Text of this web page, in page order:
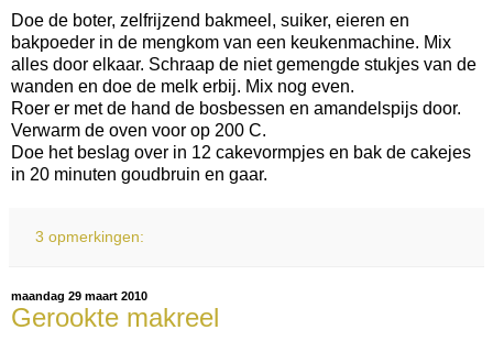
Doe de boter, zelfrijzend bakmeel, suiker, eieren en
bakpoeder in de mengkom van een keukenmachine. Mix
alles door elkaar. Schraap de niet gemengde stukjes van de
wanden en doe de melk erbij. Mix nog even.
Roer er met de hand de bosbessen en amandelspijs door.
Verwarm de oven voor op 200 C.
Doe het beslag over in 12 cakevormpjes en bak de cakejes
in 20 minuten goudbruin en gaar.
3 opmerkingen:
maandag 29 maart 2010
Gerookte makreel